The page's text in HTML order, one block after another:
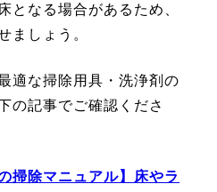
となる場合があるため、
ましょう。
適な掃除用具・洗浄剤の
の記事でご確認くださ
掃除マニュアル】床やラ